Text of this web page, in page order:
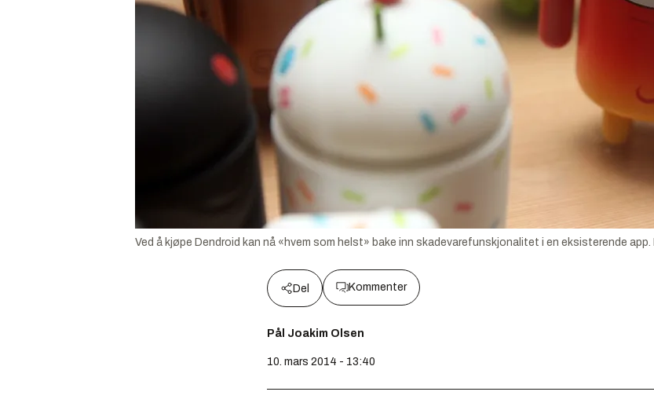
Ved å kjøpe Dendroid kan nå «hvem som helst» bake inn skadevarefunskjonalitet i en eksisterende app.
Del Kommenter
Pål Joakim Olsen
10. mars 2014 - 13:40